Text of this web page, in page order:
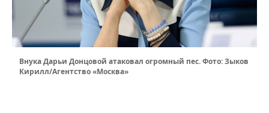
Внука Дарьи Донцовой атаковал огромный пес. Фото: Зыков
Кирилл/Агентство «Москва»